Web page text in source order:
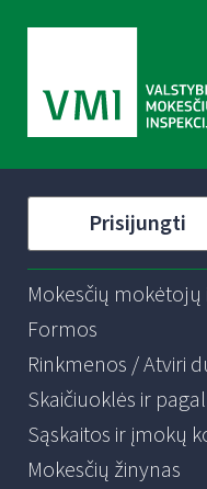
Prisijungti
Mokesčių
Formos
Rinkmenos / Atviri
Skaičiuoklės ir
Sąskaitos ir įmokų
Mokesčių žinynas